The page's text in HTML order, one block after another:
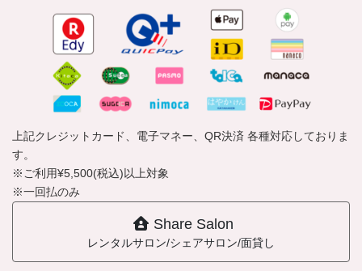
上記クレジットカード、電子マネー、QR決済 各種対応しておりま
す。
※ご利用¥5,500(税込)以上対象
※一回払のみ
Share Salon
レンタルサロン/シェアサロン/面貸し